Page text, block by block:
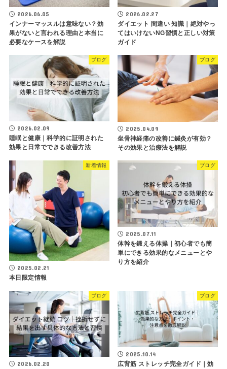
2026.06.05
インナーマッスルは意味ない？効
果がないと言われる理由と本当に
必要なケースを解説
2026.02.27
ダイエット 間違い 知識｜絶対やっ
てはいけないNG習慣と正しい対策
ガイド
ブログ
2026.02.09
睡眠と健康｜科学的に証明された
効果と日常でできる改善方法
ブログ
2025.04.09
坐骨神経痛の改善に鍼灸が有効？
その効果と治療法を解説
新着情報
2025.02.21
本日限定情報
ブログ
2025.07.11
体幹を鍛える体操｜初心者でも簡
単にできる効果的なメニューとや
り方を紹介
ブログ
2026.02.20
ブログ
2025.10.14
広背筋 ストレッチ完全ガイド｜効